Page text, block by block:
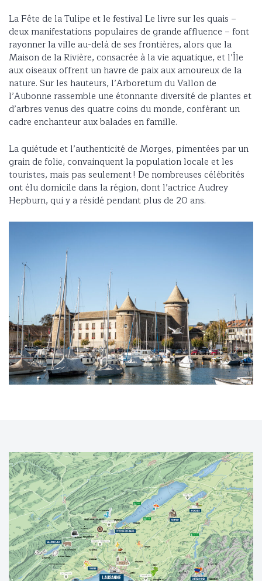
La Fête de la Tulipe et le festival Le livre sur les quais –
deux manifestations populaires de grande affluence – font
rayonner la ville au-delà de ses frontières, alors que la
Maison de la Rivière, consacrée à la vie aquatique, et l’Île
aux oiseaux offrent un havre de paix aux amoureux de la
nature. Sur les hauteurs, l’Arboretum du Vallon de
l’Aubonne rassemble une étonnante diversité de plantes et
d’arbres venus des quatre coins du monde, conférant un
cadre enchanteur aux balades en famille.
La quiétude et l’authenticité de Morges, pimentées par un
grain de folie, convainquent la population locale et les
touristes, mais pas seulement ! De nombreuses célébrités
ont élu domicile dans la région, dont l’actrice Audrey
Hepburn, qui y a résidé pendant plus de 20 ans.